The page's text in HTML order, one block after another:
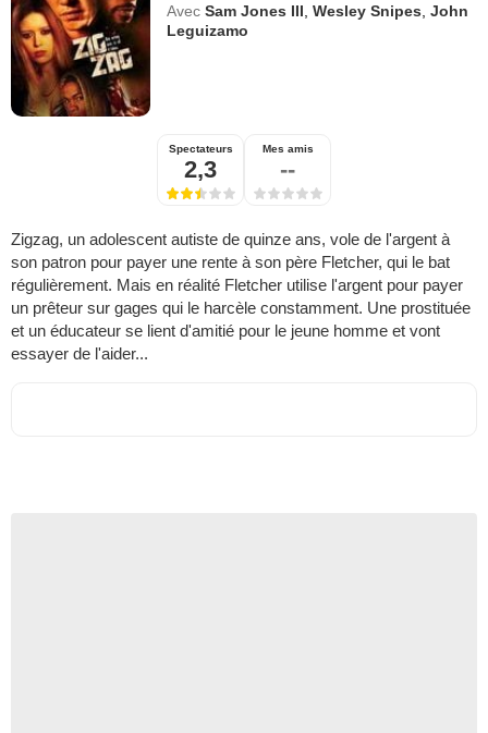
Avec Sam Jones III ,Wesley Snipes ,John
Leguizamo
Spectateurs
2,3
Mes amis
--
Zigzag, un adolescent autiste de quinze ans, vole de l'argent à
son patron pour payer une rente à son père Fletcher, qui le bat
régulièrement. Mais en réalité Fletcher utilise l'argent pour payer
un prêteur sur gages qui le harcèle constamment. Une prostituée
et un éducateur se lient d'amitié pour le jeune homme et vont
essayer de l'aider...